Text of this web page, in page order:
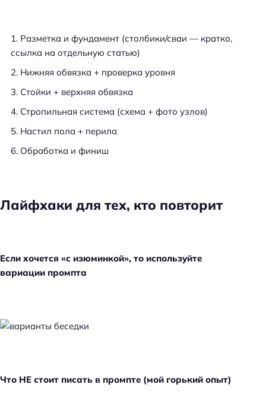
Разметка и фундамент (столбики/сваи — кратко,
ссылка на отдельную статью)
Нижняя обвязка + проверка уровня
Стойки + верхняя обвязка
Стропильная система (схема + фото узлов)
Настил пола + перила
Обработка и финиш
Лайфхаки для тех, кто повторит
Если хочется «с изюминкой», то используйте
вариации промпта
Что НЕ стоит писать в промпте (мой горький опыт)